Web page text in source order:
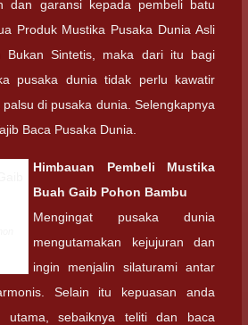
dan garansi kepada pembeli batu
Produk Mustika Pusaka Dunia Asli
Bukan Sintetis, maka dari itu bagi
pusaka dunia tidak perlu kawatir
di pusaka dunia. Selengkapnya
Baca Pusaka Dunia.
Himbauan Pembeli Mustika
Buah Gaib Pohon Bambu
Mengingat pusaka dunia
mengutamakan kejujuran dan
ingin menjalin silaturami antar
Selain itu kepuasan anda
utama, sebaiknya teliti dan baca